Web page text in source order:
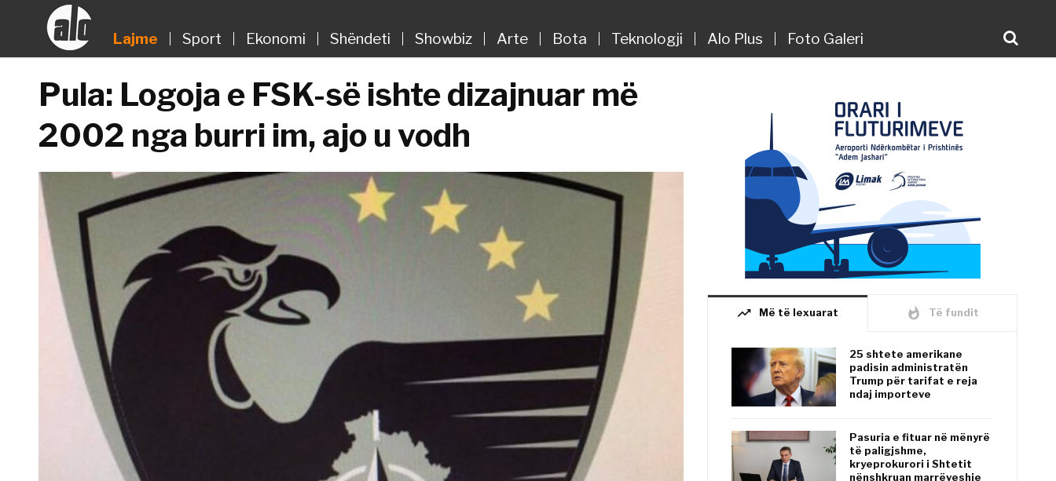
Lajme Sport Ekonomi Shëndeti Showbiz Arte Bota Teknologji Alo Plus Foto Galeri
Pula: Logoja e FSK-së ishte dizajnuar më
2002 nga burri im, ajo u vodh
trending_up Më të lexuarat whatshot Të fundit
25 shtete amerikane
padisin administratën
Trump për tarifat e reja
ndaj importeve
Pasuria e fituar në mënyrë
të paligjshme,
kryeprokurori i Shtetit
nënshkruan marrëveshje